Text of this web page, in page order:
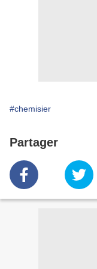
#chemisier
Partager